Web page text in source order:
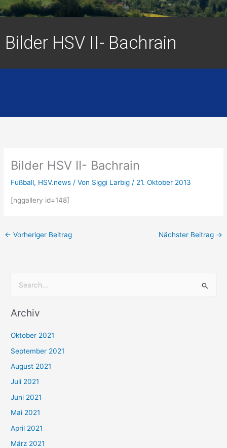
Bilder HSV II- Bachrain
Bilder HSV II- Bachrain
Fußball, HSV.news / Von Siggi Larbig/ 21. Oktober 2013
[nggallery id=148]
← Vorheriger Beitrag Nächster Beitrag →
c
n
n
a
c
h
:
Archiv
Oktober 2021
September 2021
August 2021
Juli 2021
Juni 2021
Mai 2021
April 2021
März 2021